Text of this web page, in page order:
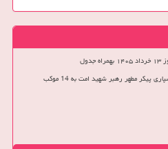
مطهر رهبر شهید امت به 14 موکب